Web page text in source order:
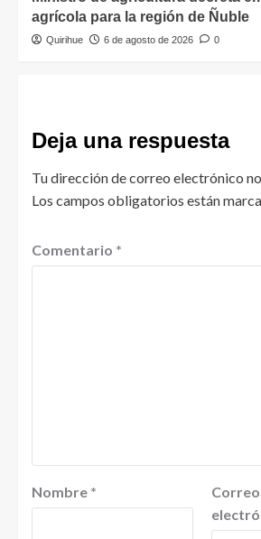
agrícola para la región de Ñuble
Quirihue 6 de agosto de 2026 0
Deja una respuesta
Tu dirección de correo electrónico
Los campos obligatorios están
Comentario *
Nombre *
Correo